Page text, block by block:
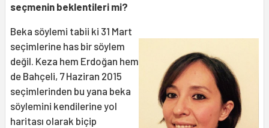
seçmenin beklentileri mi?
Beka söylemi tabii ki 31 Mart
seçimlerine has bir söylem
değil. Keza hem Erdoğan hem
de Bahçeli, 7 Haziran 2015
seçimlerinden bu yana beka
söylemini kendilerine yol
haritası olarak biçip